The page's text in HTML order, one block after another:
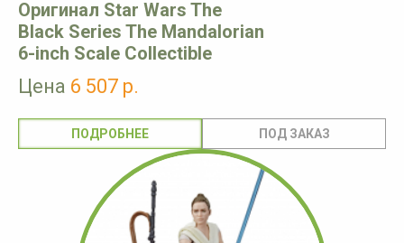
Оригинал Star Wars The
Black Series The Mandalorian
6-inch Scale Collectible
Цена 6 507 р.
ПОДРОБНЕЕ